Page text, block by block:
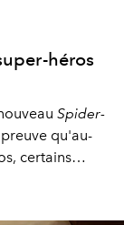
héros
Spider-
qu'au-
certains
intacte.